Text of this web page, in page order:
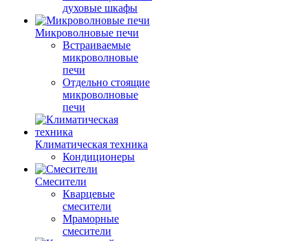
духовые шкафы
Микроволновые печи
Встраиваемые
микроволновые
печи
Отдельно стоящие
микроволновые
печи
Климатическая техника
Кондиционеры
Смесители
Кварцевые
смесители
Мраморные
смесители